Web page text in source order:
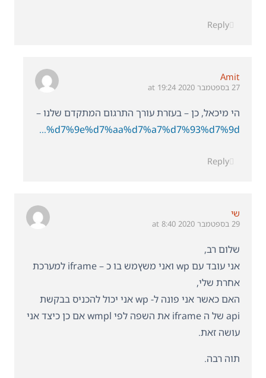
Reply
Amit
27 בספטמבר 2020 at 19:24
הי מיכאל, כן – בעזרת עורך התרגום המתקדם שלנו –
https://wpml.org/he/%d7%aa%d7%99%d7%a2%d7%95%d7%93/%d7%aa%d7%a8%d7%92%d7%95%d7%9d-%d7%94%d7%aa%d7%9b%d7%a0%d7%99%d7%9d-%d7%a9%d7%9c%d7%9a/%d7%a2%d7%95%d7%a8%d7%9a-%d7%94%d7%aa%d7%a8%d7%92%d7%95%d7%9d-%d7%94%d7%9e%d7%aa%d7%a7%d7%93%d7%9d/
Reply
שי
29 בספטמבר 2020 at 8:40
שלום רב,
אני עובד עם wp ואני משץמש בו כ – iframe למערכת
אחרת שלי,
האם כאשר אני פונה ל- wp אני יכול להכניס בבקשת
api של ה iframe את השפה לפי wmpl אם כן כיצד אני
עושה זאת.
תוה רבה.